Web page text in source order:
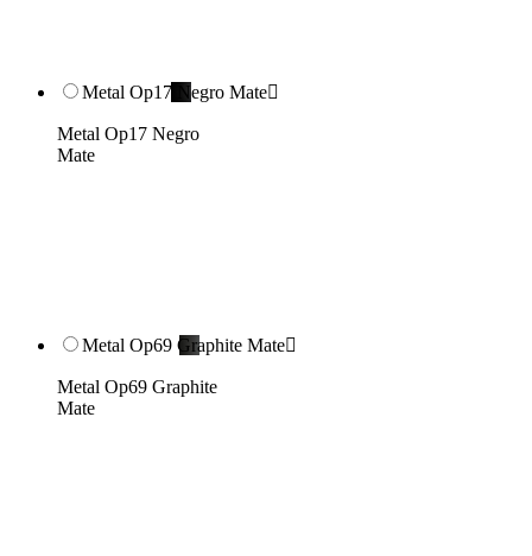
Metal Op17 Negro Mate
Metal Op17 Negro
Mate
Metal Op69 Graphite Mate
Metal Op69 Graphite
Mate